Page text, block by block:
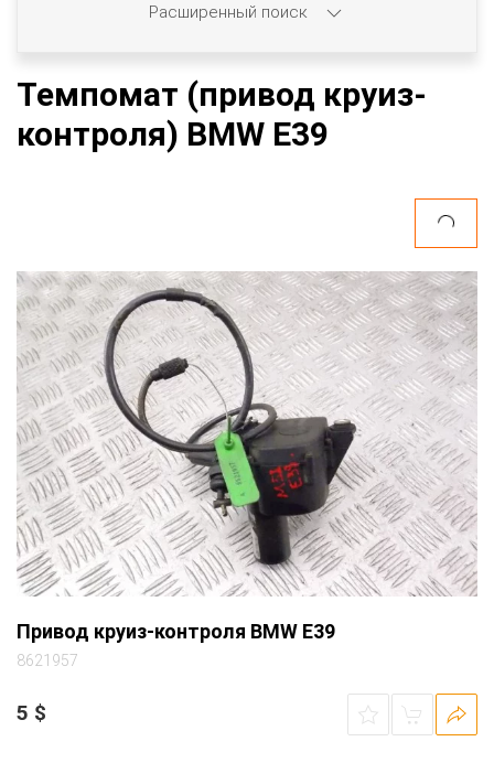
Темпомат (привод круиз-
контроля) BMW E39
Привод круиз-контроля BMW E39
8621957
5 $
Расширенный поиск